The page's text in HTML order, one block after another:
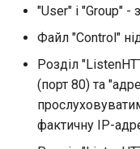
"User" і "Group" -
Файл "Control"
Розділ
(порт 80) та
фактичну IP-